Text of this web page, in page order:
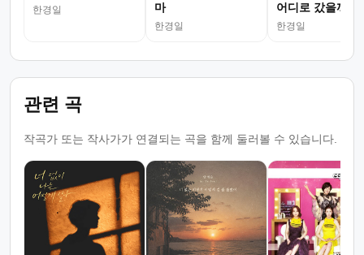
한경일
마
한경일
어디로 갔을까
한경일
관련 곡
작곡가 또는 작사가가 연결되는 곡을 함께 둘러볼 수 있습니다.